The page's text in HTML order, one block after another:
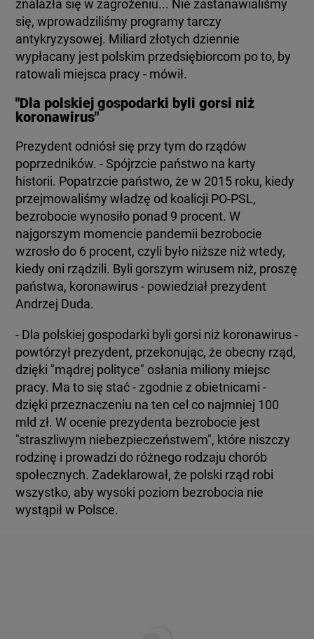
znalazła się w zagrożeniu... Nie zastanawialiśmy
się, wprowadziliśmy programy tarczy
antykryzysowej. Miliard złotych dziennie
wypłacany jest polskim przedsiębiorcom po to, by
ratowali miejsca pracy - mówił.
"Dla polskiej gospodarki byli gorsi niż
koronawirus"
Prezydent odniósł się przy tym do rządów
poprzedników. - Spójrzcie państwo na karty
historii. Popatrzcie państwo, że w 2015 roku, kiedy
przejmowaliśmy władzę od koalicji PO-PSL,
bezrobocie wynosiło ponad 9 procent. W
najgorszym momencie pandemii bezrobocie
wzrosło do 6 procent, czyli było niższe niż wtedy,
kiedy oni rządzili. Byli gorszym wirusem niż, proszę
państwa, koronawirus - powiedział prezydent
Andrzej Duda.
- Dla polskiej gospodarki byli gorsi niż koronawirus -
powtórzył prezydent, przekonując, że obecny rząd,
dzięki "mądrej polityce" osłania miliony miejsc
pracy. Ma to się stać - zgodnie z obietnicami -
dzięki przeznaczeniu na ten cel co najmniej 100
mld zł. W ocenie prezydenta bezrobocie jest
"straszliwym niebezpieczeństwem", które niszczy
rodzinę i prowadzi do różnego rodzaju chorób
społecznych. Zadeklarował, że polski rząd robi
wszystko, aby wysoki poziom bezrobocia nie
wystąpił w Polsce.